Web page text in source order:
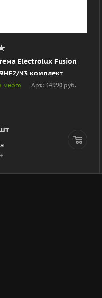
Electrolux Fusion
N3 комплект
много Арт.: 34990 руб.